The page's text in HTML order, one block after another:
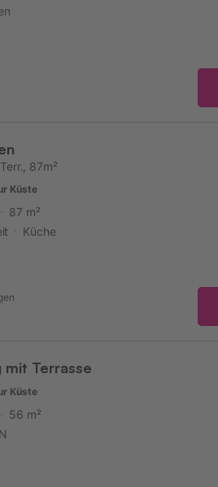
87m²
Küste
87 m²
Küche
mit Terrasse
Küste
56 m²